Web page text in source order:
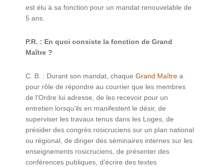
est élu à sa fonction pour un mandat renouvelable de
5 ans.
P.R. : En quoi consiste la fonction de Grand
Maître ?
C. B. : Durant son mandat, chaqueGrand Maître a
pour rôle de répondre au courrier que les membres
de l’Ordre lui adresse, de les recevoir pour un
entretien lorsqu’ils en manifestent le désir, de
superviser les travaux tenus dans les Loges, de
présider des congrès rosicruciens sur un plan national
ou régional, de diriger des séminaires internes sur les
enseignements rosicruciens, de présenter des
conférences publiques, d’écrire des textes